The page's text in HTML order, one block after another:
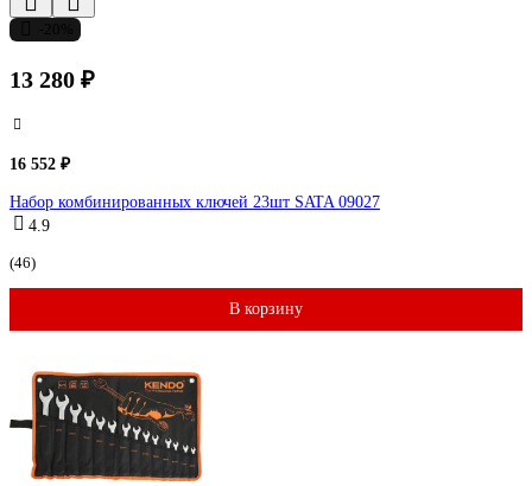
13 280 ₽
16 552 ₽
Набор комбинированных ключей 23шт SATA 09027
4.9
(46)
В корзину